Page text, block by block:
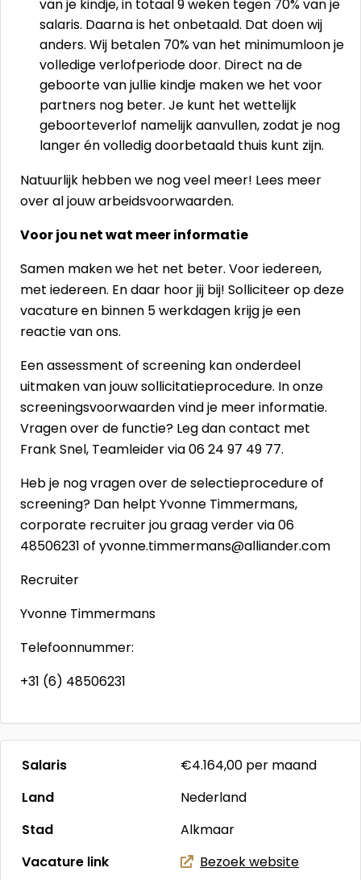
van je kindje, in totaal 9 weken tegen 70% van je
salaris. Daarna is het onbetaald. Dat doen wij
anders. Wij betalen 70% van het minimumloon je
volledige verlofperiode door. Direct na de
geboorte van jullie kindje maken we het voor
partners nog beter. Je kunt het wettelijk
geboorteverlof namelijk aanvullen, zodat je nog
langer én volledig doorbetaald thuis kunt zijn.
Natuurlijk hebben we nog veel meer! Lees meer
over al jouwarbeidsvoorwaarden.
Voor jou net wat meer informatie
Samen maken we het net beter. Voor iedereen,
met iedereen. En daar hoor jij bij! Solliciteer op deze
vacature en binnen 5 werkdagen krijg je een
reactie van ons.
Een assessment of screening kan onderdeel
uitmaken van jouw sollicitatieprocedure. In onze
screeningsvoorwaardenvind je meer informatie.
Vragen over de functie? Leg dan contact met
Frank Snel, Teamleider via 06 24 97 49 77.
Heb je nog vragen over de selectieprocedure of
screening? Dan helpt Yvonne Timmermans,
corporate recruiter jou graag verder via 06
48506231 of yvonne.timmermans@alliander.com
Recruiter
Yvonne Timmermans
Telefoonnummer:
+31 (6) 48506231
Salaris €4.164,00 per maand
Land
Nederland
Stad
Alkmaar
Vacature link
Bezoek website